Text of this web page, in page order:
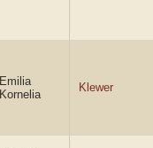
Emilia
Kornelia
Klewer